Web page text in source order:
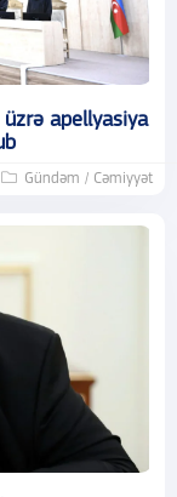
üzrə apellyasiya
Gündəm / Cəmiyyət